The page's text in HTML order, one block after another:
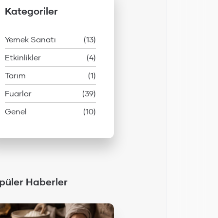
Kategoriler
Yemek Sanatı
(13)
Etkinlikler
(4)
Tarım
(1)
Fuarlar
(39)
Genel
(10)
Haberler